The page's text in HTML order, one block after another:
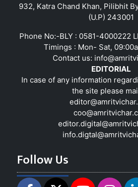
932, Katra Chand Khan, Pilibhit
(U.P) 243001
Phone No:-BLY : 0581-4000222
Timings : Mon- Sat,
Contact us:
EDITORIAL
In case of any information
the site please
Follow Us